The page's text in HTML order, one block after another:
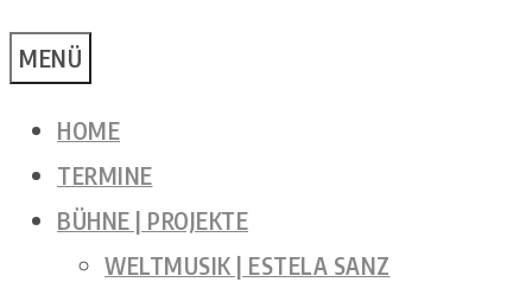
MENÜ
HOME
TERMINE
BÜHNE | PROJEKTE
WELTMUSIK | ESTELA SANZ